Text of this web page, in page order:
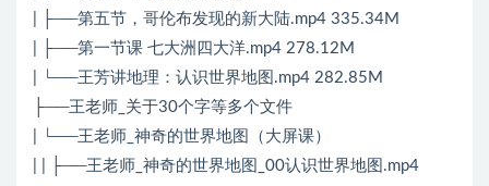
| ├──第五节，哥伦布发现的新大陆.mp4 335.34M
| ├──第一节课 七大洲四大洋.mp4 278.12M
| └──王芳讲地理：认识世界地图.mp4 282.85M
├──王老师_关于30个字等多个文件
| └──王老师_神奇的世界地图（大屏课）
| | ├──王老师_神奇的世界地图_00认识世界地图.mp4